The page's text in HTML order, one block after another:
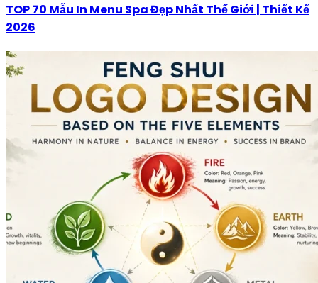
TOP 70 Mẫu In Menu Spa Đẹp Nhất Thế Giới | Thiết Kế
2026